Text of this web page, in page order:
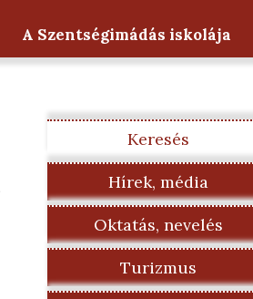
A Szentségimádás iskolája
Keresés
Hírek, média
Oktatás, nevelés
Turizmus